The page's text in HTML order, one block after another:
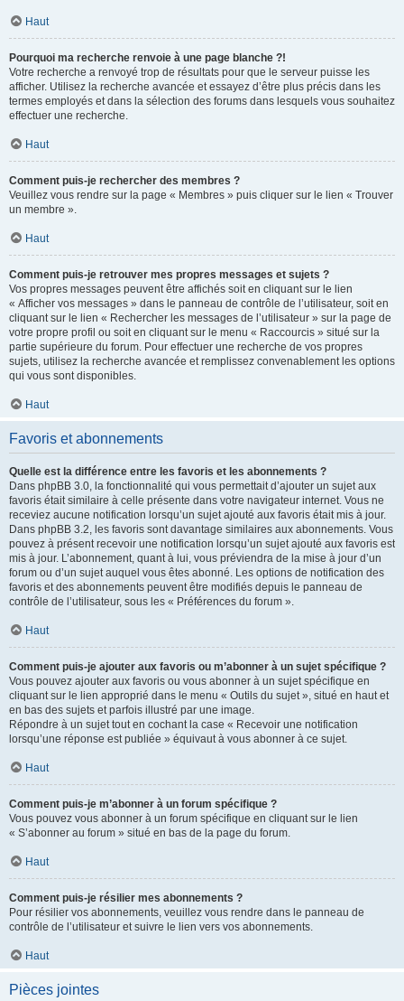
Haut
Pourquoi ma recherche renvoie à une page blanche ?!
Votre recherche a renvoyé trop de résultats pour que le serveur puisse les
afficher. Utilisez la recherche avancée et essayez d’être plus précis dans les
termes employés et dans la sélection des forums dans lesquels vous souhaitez
effectuer une recherche.
Haut
Comment puis-je rechercher des membres ?
Veuillez vous rendre sur la page « Membres » puis cliquer sur le lien « Trouver
un membre ».
Haut
Comment puis-je retrouver mes propres messages et sujets ?
Vos propres messages peuvent être affichés soit en cliquant sur le lien
« Afficher vos messages » dans le panneau de contrôle de l’utilisateur, soit en
cliquant sur le lien « Rechercher les messages de l’utilisateur » sur la page de
votre propre profil ou soit en cliquant sur le menu « Raccourcis » situé sur la
partie supérieure du forum. Pour effectuer une recherche de vos propres
sujets, utilisez la recherche avancée et remplissez convenablement les options
qui vous sont disponibles.
Haut
Favoris et abonnements
Quelle est la différence entre les favoris et les abonnements ?
Dans phpBB 3.0, la fonctionnalité qui vous permettait d’ajouter un sujet aux
favoris était similaire à celle présente dans votre navigateur internet. Vous ne
receviez aucune notification lorsqu’un sujet ajouté aux favoris était mis à jour.
Dans phpBB 3.2, les favoris sont davantage similaires aux abonnements. Vous
pouvez à présent recevoir une notification lorsqu’un sujet ajouté aux favoris est
mis à jour. L’abonnement, quant à lui, vous préviendra de la mise à jour d’un
forum ou d’un sujet auquel vous êtes abonné. Les options de notification des
favoris et des abonnements peuvent être modifiés depuis le panneau de
contrôle de l’utilisateur, sous les « Préférences du forum ».
Haut
Comment puis-je ajouter aux favoris ou m’abonner à un sujet spécifique ?
Vous pouvez ajouter aux favoris ou vous abonner à un sujet spécifique en
cliquant sur le lien approprié dans le menu « Outils du sujet », situé en haut et
en bas des sujets et parfois illustré par une image.
Répondre à un sujet tout en cochant la case « Recevoir une notification
lorsqu’une réponse est publiée » équivaut à vous abonner à ce sujet.
Haut
Comment puis-je m’abonner à un forum spécifique ?
Vous pouvez vous abonner à un forum spécifique en cliquant sur le lien
« S’abonner au forum » situé en bas de la page du forum.
Haut
Comment puis-je résilier mes abonnements ?
Pour résilier vos abonnements, veuillez vous rendre dans le panneau de
contrôle de l’utilisateur et suivre le lien vers vos abonnements.
Haut
Pièces jointes